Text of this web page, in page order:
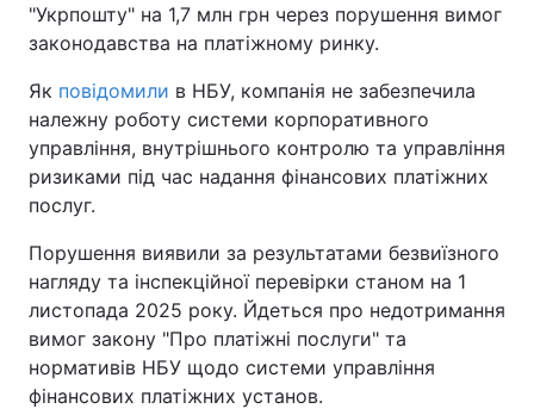
"Укрпошту" на 1,7 млн грн через порушення вимог
законодавства на платіжному ринку.
Як повідомили в НБУ, компанія не забезпечила
належну роботу системи корпоративного
управління, внутрішнього контролю та управління
ризиками під час надання фінансових платіжних
послуг.
Порушення виявили за результатами безвиїзного
нагляду та інспекційної перевірки станом на 1
листопада 2025 року. Йдеться про недотримання
вимог закону "Про платіжні послуги" та
нормативів НБУ щодо системи управління
фінансових платіжних установ.